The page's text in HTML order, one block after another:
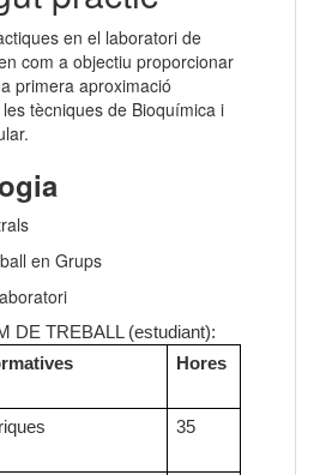
en el laboratori de
com a objectiu proporcionar
primera aproximació
tècniques de Bioquímica i
en Grups
DE TREBALL (estudiant):
Hores
35